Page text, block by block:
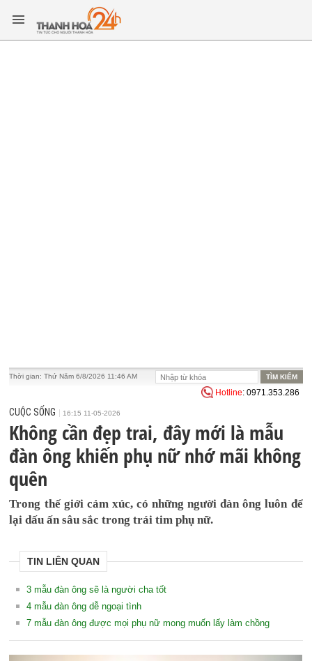
Thời gian:Thứ Năm 6/8/2026 11:46 AM
Hotline: 0971.353.286
CUỘC SỐNG 16:15 11-05-2026
Không cần đẹp trai, đây mới là mẫu
đàn ông khiến phụ nữ nhớ mãi không
quên
Trong thế giới cảm xúc, có những người đàn ông luôn để
lại dấu ấn sâu sắc trong trái tim phụ nữ.
TIN LIÊN QUAN
3 mẫu đàn ông sẽ là người cha tốt
4 mẫu đàn ông dễ ngoại tình
7 mẫu đàn ông được mọi phụ nữ mong muốn lấy làm chồng